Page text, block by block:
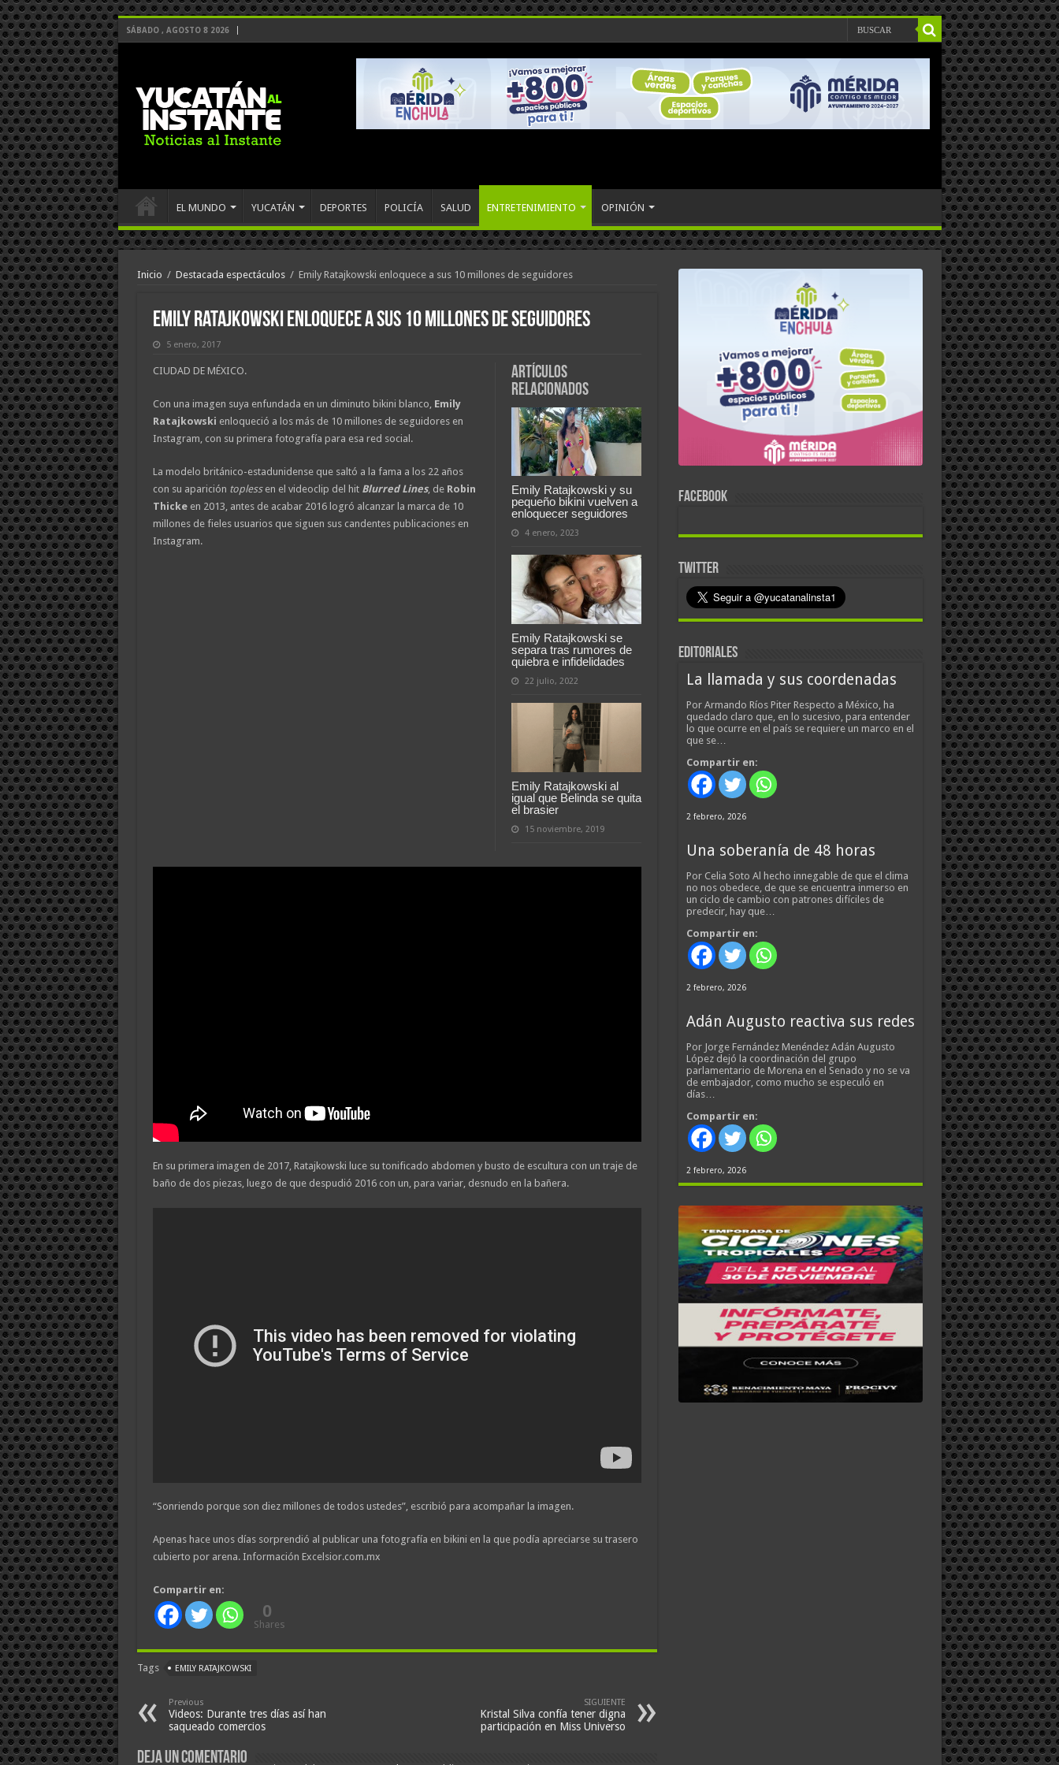
SÁBADO , AGOSTO 8 2026
EL MUNDO YUCATÁN DEPORTES POLICÍA SALUD ENTRETENIMIENTO OPINIÓN
Inicio / Destacada espectáculos / Emily Ratajkowski enloquece a sus 10 millones de seguidores
Emily Ratajkowski enloquece a sus 10 millones de seguidores
5 enero, 2017
Artículos
relacionados
Emily Ratajkowski y su
pequeño bikini vuelven a
enloquecer seguidores
4 enero, 2023
Emily Ratajkowski se
separa tras rumores de
quiebra e infidelidades
22 julio, 2022
Emily Ratajkowski al
igual que Belinda se quita
el brasier
15 noviembre, 2019
CIUDAD DE MÉXICO.
Con una imagen suya enfundada en un diminuto bikini blanco, Emily
Ratajkowski enloqueció a los más de 10 millones de seguidores en
Instagram, con su primera fotografía para esa red social.
La modelo británico-estadunidense que saltó a la fama a los 22 años
con su aparición toplessen el videoclip del hitBlurred Lines, deRobin
Thickeen 2013, antes de acabar 2016 logró alcanzar la marca de 10
millones de fieles usuarios que siguen sus candentes publicaciones en
Instagram.
En su primera imagen de 2017, Ratajkowski luce su tonificado abdomen y busto de escultura con un traje de
baño de dos piezas, luego de que despudió 2016 con un, para variar, desnudo en la bañera.
“Sonriendo porque son diez millones de todos ustedes”, escribió para acompañar la imagen.
Apenas hace unos días sorprendió al publicar una fotografía en bikini en la que podía apreciarse su trasero
cubierto por arena. Información Excelsior.com.mx
Compartir en:
0
Shares
Tags EMILY RATAJKOWSKI
Previous
Videos: Durante tres días así han
saqueado comercios
SIGUIENTE
Kristal Silva confía tener digna
participación en Miss Universo
Deja un comentario
FACEBOOK
TWITTER
EDITORIALES
La llamada y sus coordenadas
Por Armando Ríos Piter Respecto a México, ha
quedado claro que, en lo sucesivo, para entender
lo que ocurre en el país se requiere un marco en el
que se…
Compartir en:
2 febrero, 2026
Una soberanía de 48 horas
Por Celia Soto Al hecho innegable de que el clima
no nos obedece, de que se encuentra inmerso en
un ciclo de cambio con patrones difíciles de
predecir, hay que…
Compartir en:
2 febrero, 2026
Adán Augusto reactiva sus redes
Por Jorge Fernández Menéndez Adán Augusto
López dejó la coordinación del grupo
parlamentario de Morena en el Senado y no se va
de embajador, como mucho se especuló en
días…
Compartir en:
2 febrero, 2026